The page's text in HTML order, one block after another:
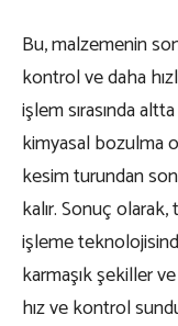
Bu, malzemenin
kontrol ve daha
işlem sırasında
kimyasal bozulma
kesim turundan
kalır. Sonuç
işleme
karmaşık şekiller
hız ve kontrol